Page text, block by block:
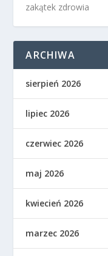
zakątek zdrowia
ARCHIWA
sierpień 2026
lipiec 2026
czerwiec 2026
maj 2026
kwiecień 2026
marzec 2026